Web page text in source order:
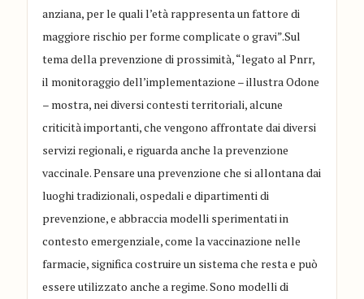
anziana, per le quali l’età rappresenta un fattore di
maggiore rischio per forme complicate o gravi”.Sul
tema della prevenzione di prossimità, “legato al Pnrr,
il monitoraggio dell’implementazione – illustra Odone
– mostra, nei diversi contesti territoriali, alcune
criticità importanti, che vengono affrontate dai diversi
servizi regionali, e riguarda anche la prevenzione
vaccinale. Pensare una prevenzione che si allontana dai
luoghi tradizionali, ospedali e dipartimenti di
prevenzione, e abbraccia modelli sperimentati in
contesto emergenziale, come la vaccinazione nelle
farmacie, significa costruire un sistema che resta e può
essere utilizzato anche a regime. Sono modelli di